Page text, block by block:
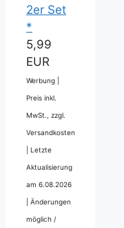
2er Set
*
5,99
EUR
Werbung |
Preis inkl.
MwSt., zzgl.
Versandkosten
Letzte
Aktualisierung
am 6.08.2026
Änderungen
möglich /